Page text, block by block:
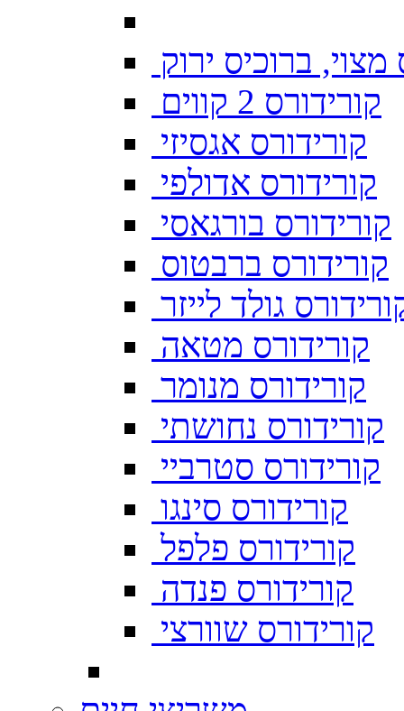
מצוי, ברוכיס ירוק
קורידורס 2 קווים
קורידורס אגסיזי
קורידורס אדולפי
קורידורס בורגאסי
קורידורס ברבטוס
גולד לייזר
קורידורס מטאה
קורידורס מנומר
קורידורס נחושתי
קורידורס סטרביי
קורידורס סינגו
קורידורס פלפל
קורידורס פנדה
קורידורס שוורצי